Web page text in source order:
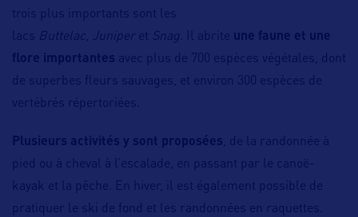
trois plus importants sont les
lacs Buttelac Juniper et Snag . Il abrite une faune et une
flore importantes avec plus de 700 espèces végétales, dont
de superbes fleurs sauvages, et environ 300 espèces de
vertébrés répertoriées.
Plusieurs activités y sont proposées , de la randonnée à
pied ou à cheval à l’escalade, en passant par le canoë-
kayak et la pêche. En hiver, il est également possible de
pratiquer le ski de fond et les randonnées en raquettes.